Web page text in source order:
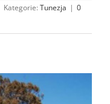
Kategorie: Tunezja | 0